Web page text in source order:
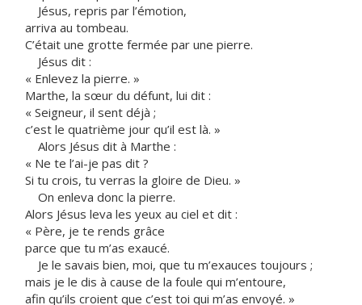
Jésus, repris par l’émotion,
arriva au tombeau.
C’était une grotte fermée par une pierre.
Jésus dit :
« Enlevez la pierre. »
Marthe, la sœur du défunt, lui dit :
« Seigneur, il sent déjà ;
c’est le quatrième jour qu’il est là. »
Alors Jésus dit à Marthe :
« Ne te l’ai-je pas dit ?
Si tu crois, tu verras la gloire de Dieu. »
On enleva donc la pierre.
Alors Jésus leva les yeux au ciel et dit :
« Père, je te rends grâce
parce que tu m’as exaucé.
Je le savais bien, moi, que tu m’exauces toujours ;
mais je le dis à cause de la foule qui m’entoure,
afin qu’ils croient que c’est toi qui m’as envoyé. »